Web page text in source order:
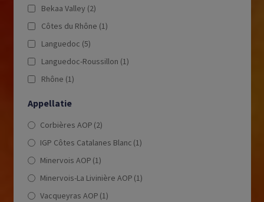
Bekaa Valley (2)
Côtes du Rhône (1)
Languedoc (5)
Languedoc-Roussillon (1)
Rhône (1)
Appellatie
Corbières AOP (2)
IGP Côtes Catalanes Blanc (1)
Minervois AOP (1)
Minervois-La Livinière AOP (1)
Vacqueyras AOP (1)